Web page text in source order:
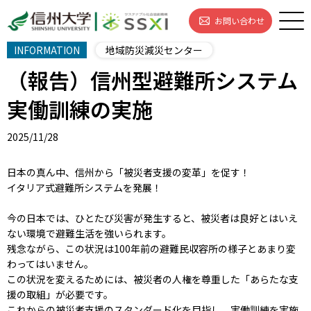
お問い合わせ
INFORMATION 地域防災減災センター
（報告）信州型避難所システム
実働訓練の実施
2025/11/28
日本の真ん中、信州から「被災者支援の変革」を促す！
イタリア式避難所システムを発展！
今の日本では、ひとたび災害が発生すると、被災者は良好とはいえ
ない環境で避難生活を強いられます。
残念ながら、この状況は100年前の避難民収容所の様子とあまり変
わってはいません。
この状況を変えるためには、被災者の人権を尊重した「あらたな支
援の取組」が必要です。